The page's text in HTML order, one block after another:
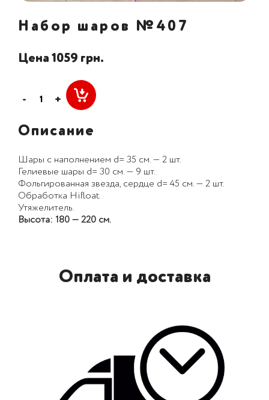
Набор шаров №407
Цена 1059 грн.
- +
Описание
Шары с наполнением d= 35 см. — 2 шт.
Гелиевые шары d= 30 см. — 9 шт.
Фольгированная звезда, сердце d= 45 cм. — 2 шт.
Обработка Hifloat.
Утяжелитель.
Высота: 180 — 220 см.
Оплата и доставка